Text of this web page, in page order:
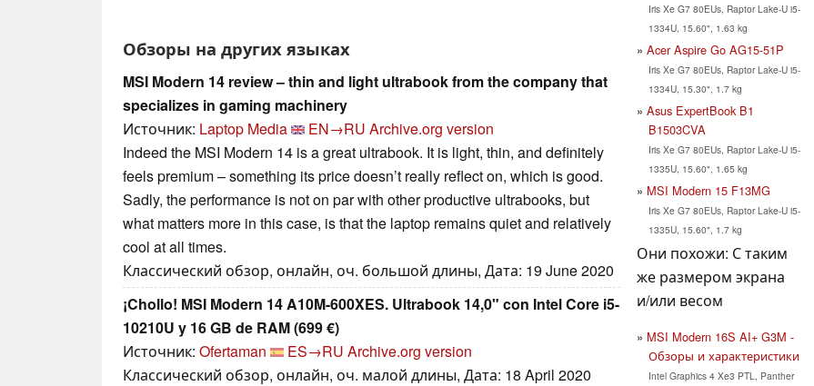
Обзоры на других языках
MSI Modern 14 review – thin and light ultrabook from the company that
specializes in gaming machinery
Источник: Laptop Media EN→RU Archive.org version
Indeed the MSI Modern 14 is a great ultrabook. It is light, thin, and definitely
feels premium – something its price doesn’t really reflect on, which is good.
Sadly, the performance is not on par with other productive ultrabooks, but
what matters more in this case, is that the laptop remains quiet and relatively
cool at all times.
Классический обзор, онлайн, оч. большой длины, Дата: 19 June 2020
¡Chollo! MSI Modern 14 A10M-600XES. Ultrabook 14,0" con Intel Core i5-
10210U y 16 GB de RAM (699 €)
Источник: Ofertaman ES→RU Archive.org version
Классический обзор, онлайн, оч. малой длины, Дата: 18 April 2020
Iris Xe G7 80EUs, Raptor Lake-U i5-
1334U, 15.60", 1.63 kg
Acer Aspire Go AG15-51P
Iris Xe G7 80EUs, Raptor Lake-U i5-
1334U, 15.30", 1.7 kg
Asus ExpertBook B1
B1503CVA
Iris Xe G7 80EUs, Raptor Lake-U i5-
1335U, 15.60", 1.65 kg
MSI Modern 15 F13MG
Iris Xe G7 80EUs, Raptor Lake-U i5-
1335U, 15.60", 1.7 kg
Они похожи: С таким
же размером экрана
и/или весом
MSI Modern 16S AI+ G3M -
Обзоры и характеристики
Intel Graphics 4 Xe3 PTL, Panther